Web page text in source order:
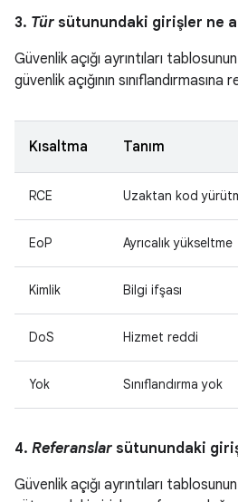
3. Tür sütunundaki girişler ne
Güvenlik açığı ayrıntıları tablosunun
güvenlik açığının
Kısaltma Tanım
RCE Uzaktan kod
EoP Ayrıcalık yükseltme
Kimlik Bilgi ifşası
DoS Hizmet reddi
Yok Sınıflandırma yok
4. Referanslar sütunundaki
Güvenlik açığı ayrıntıları tablosunun